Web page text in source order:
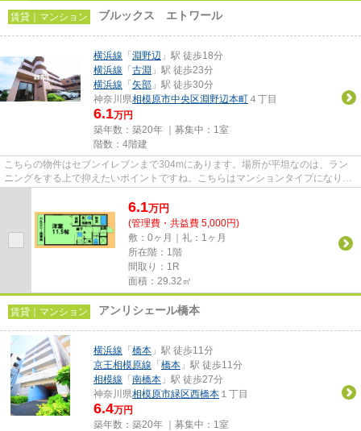
賃貸｜マンション ブルックス エトワール
横浜線 「 淵野辺 」駅 徒歩18分
横浜線 「 古淵 」駅 徒歩23分
横浜線 「 矢部 」駅 徒歩30分
神奈川県相模原市中央区淵野辺本町 ４丁目
6.1万円
築年数：築20年 ｜募集中： 1室
階数：4階建
こちらの物件はセブンイレブンまで304mにあります。場所が平坦なのは、ラン
ニングをする上で抑えたいポイントですね。こちらはマンションタイプになりま
6.1万円
(管理費・共益費 5,000円)
敷：0ヶ月｜礼：1ヶ月
所在階：1階
間取り：1R
面積：29.32㎡
賃貸｜マンション アンリシェール橋本
横浜線 「 橋本 」駅 徒歩11分
京王相模原線 「 橋本 」駅 徒歩11分
相模線 「 南橋本 」駅 徒歩27分
神奈川県相模原市緑区西橋本 １丁目
6.4万円
築年数：築20年 ｜募集中： 1室